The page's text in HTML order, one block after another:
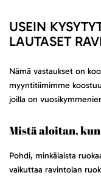
USEIN
LAUTASET
Nämä vastaukset on
myyntitiimimme
joilla on
Mistä aloitan,
Pohdi, minkälaista
vaikuttaa ravintolan